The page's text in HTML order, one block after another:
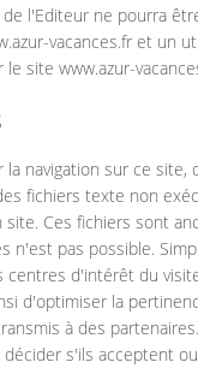
l'Editeur ne pourra
vacances.fr et un
site www.azur-
la navigation sur ce
fichiers texte non
site. Ces fichiers sont
n'est pas possible.
centres d'intérêt du
d'optimiser la
à des
s'ils acceptent